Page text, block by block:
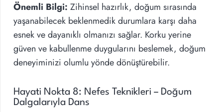
Önemli Bilgi: Zihinsel hazırlık, doğum sırasında
yaşanabilecek beklenmedik durumlara karşı daha
esnek ve dayanıklı olmanızı sağlar. Korku yerine
güven ve kabullenme duygularını beslemek, doğum
deneyiminizi olumlu yönde dönüştürebilir.
Hayati Nokta 8: Nefes Teknikleri – Doğum
Dalgalarıyla Dans